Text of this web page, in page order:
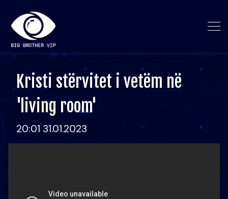
Kristi stërvitet i vetëm në
'living room'
20:01 31.01.2023